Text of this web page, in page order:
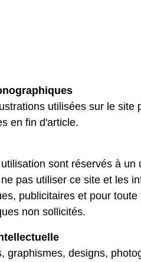
utilisées sur le
en fin d'article.
sont réservés à
pas utiliser ce site et les
publicitaires et pour
non sollicités.
graphismes, designs,